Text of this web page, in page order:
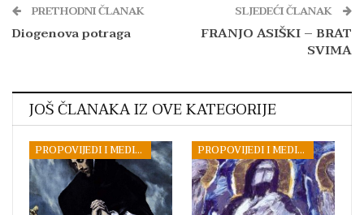
PRETHODNI ČLANAK
Diogenova potraga
SLJEDEĆI ČLANAK
FRANJO ASIŠKI – BRAT
SVIMA
JOŠ ČLANAKA IZ OVE KATEGORIJE
PROPOVIJEDI I MEDITACIJE PROPOVIJEDI I MEDITACIJE